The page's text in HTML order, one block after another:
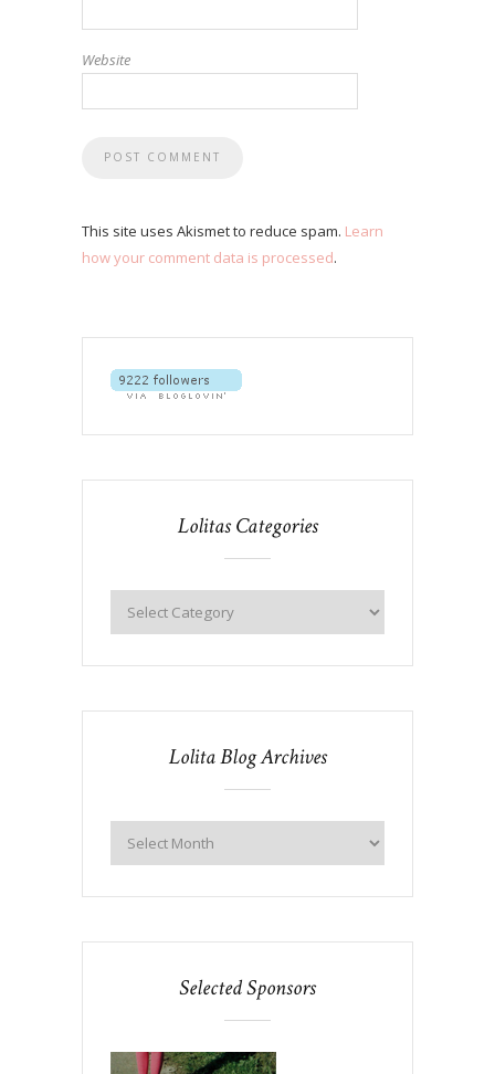
Website
This site uses Akismet to reduce spam. Learn
how your comment data is processed.
Lolitas Categories
Lolita Blog Archives
Selected Sponsors